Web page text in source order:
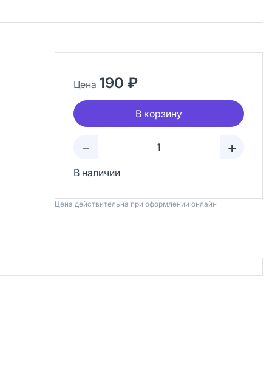
Цена 190 ₽
В корзину
– +
В наличии
Цена действительна при оформлении онлайн